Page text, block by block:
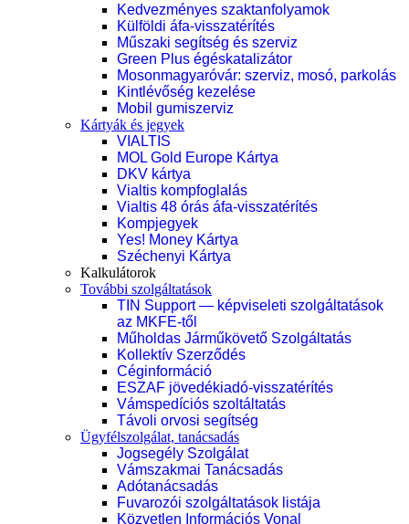
Kedvezményes szaktanfolyamok
Külföldi áfa-visszatérítés
Műszaki segítség és szerviz
Green Plus égéskatalizátor
Mosonmagyaróvár: szerviz, mosó, parkolás
Kintlévőség kezelése
Mobil gumiszerviz
Kártyák és jegyek
VIALTIS
MOL Gold Europe Kártya
DKV kártya
Vialtis kompfoglalás
Vialtis 48 órás áfa-visszatérítés
Kompjegyek
Yes! Money Kártya
Széchenyi Kártya
Kalkulátorok
További szolgáltatások
TIN Support — képviseleti szolgáltatások
az MKFE-től
Műholdas Járműkövető Szolgáltatás
Kollektív Szerződés
Céginformáció
ESZAF jövedékiadó-visszatérítés
Vámspedíciós szoltáltatás
Távoli orvosi segítség
Ügyfélszolgálat, tanácsadás
Jogsegély Szolgálat
Vámszakmai Tanácsadás
Adótanácsadás
Fuvarozói szolgáltatások listája
Közvetlen Információs Vonal